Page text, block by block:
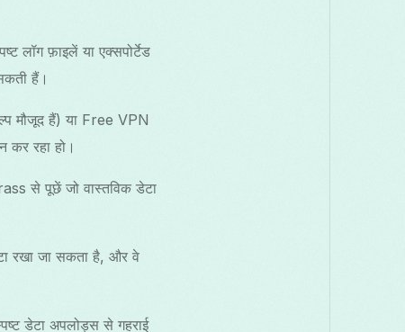
लॉग फ़ाइलें या एक्सपोर्टेड
हैं।
मौजूद हैं) या Free VPN
रहा हो।
से पूछें जो वास्तविक डेटा
रखा जा सकता है, और वे
डेटा अपलोड्स से गहराई